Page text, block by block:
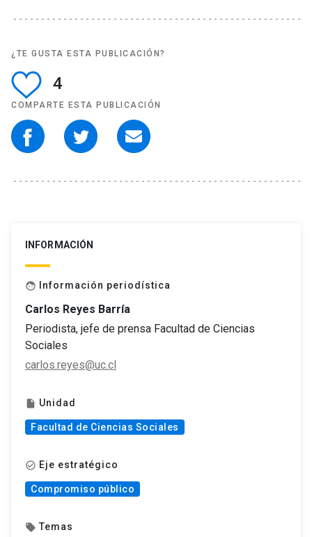
¿TE GUSTA ESTA PUBLICACIÓN?
4
COMPARTE ESTA PUBLICACIÓN
INFORMACIÓN
face Información periodística
Carlos Reyes Barría
Periodista, jefe de prensa Facultad de Ciencias
Sociales
carlos.reyes@uc.cl
insert_drive_file Unidad
Facultad de Ciencias Sociales
check_circle_outline Eje estratégico
Compromiso público
local_offer Temas